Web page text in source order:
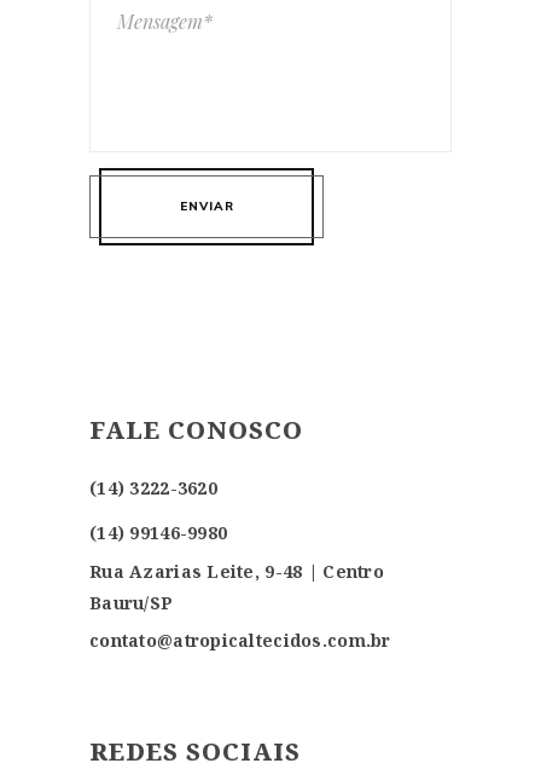
ENVIAR
FALE CONOSCO
(14) 3222-3620
(14) 99146-9980
Rua Azarias Leite, 9-48 | Centro
Bauru/SP
contato@atropicaltecidos.com.br
REDES SOCIAIS